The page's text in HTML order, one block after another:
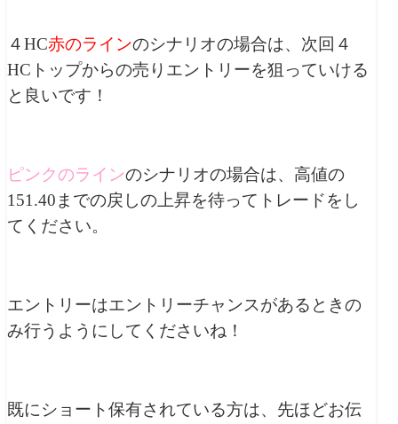
４HC赤のラインのシナリオの場合は、次回４
HCトップからの売りエントリーを狙っていける
と良いです！
ピンクのラインのシナリオの場合は、高値の
151.40までの戻しの上昇を待ってトレードをし
てください。
エントリーはエントリーチャンスがあるときの
み行うようにしてくださいね！
既にショート保有されている方は、先ほどお伝